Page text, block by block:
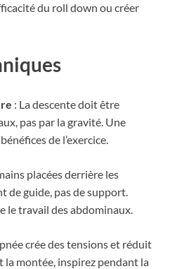
du roll down ou créer
: La descente doit être
pas par la gravité. Une
de l’exercice.
placées derrière les
de guide, pas de support.
le travail des abdominaux.
crée des tensions et réduit
la montée, inspirez pendant la